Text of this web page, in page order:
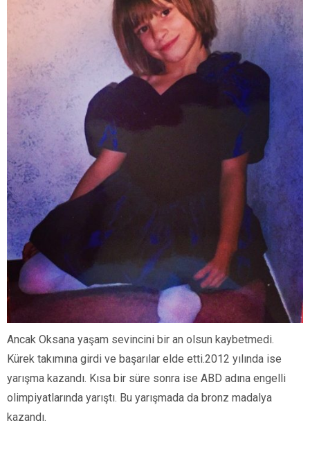
Ancak Oksana yaşam sevincini bir an olsun kaybetmedi.
Kürek takımına girdi ve başarılar elde etti.2012 yılında ise
yarışma kazandı. Kısa bir süre sonra ise ABD adına engelli
olimpiyatlarında yarıştı. Bu yarışmada da bronz madalya
kazandı.